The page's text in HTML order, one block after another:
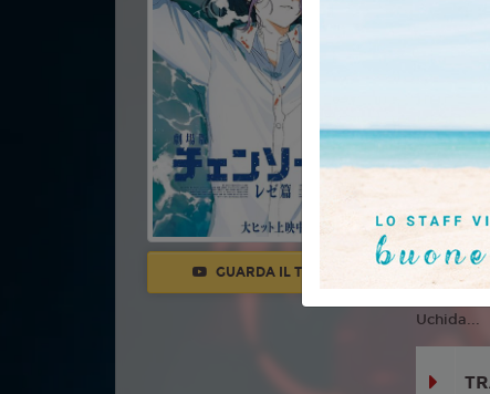
GUARDA IL TRAILER
Regia:吉
Anno:
Shiori
Shogo
Natsuki
Uchida...